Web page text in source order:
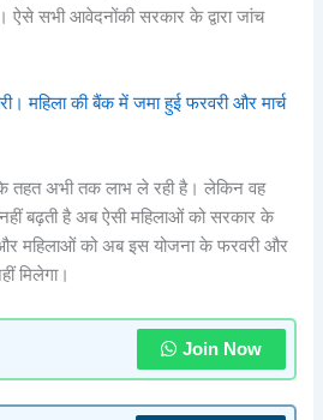
सभी आवेदनोंकी सरकार के द्वारा जांच
महिला की बैंक में जमा हुई फरवरी और मार्च
तहत अभी तक लाभ ले रही है। लेकिन वह
बढ़ती है अब ऐसी महिलाओं को सरकार के
और महिलाओं को अब इस योजना के फरवरी और
मिलेगा।
Join Now